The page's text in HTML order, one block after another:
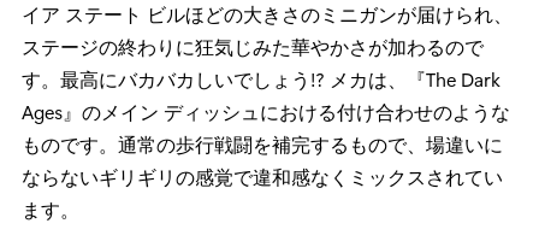
イア ステート ビルほどの大きさのミニガンが届けられ、
ステージの終わりに狂気じみた華やかさが加わるので
す。最高にバカバカしいでしょう!? メカは、『The Dark
Ages』のメイン ディッシュにおける付け合わせのような
ものです。通常の歩行戦闘を補完するもので、場違いに
ならないギリギリの感覚で違和感なくミックスされてい
ます。